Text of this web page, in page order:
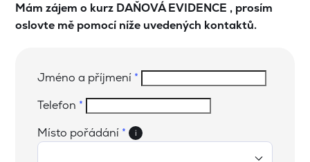
Mám zájem o kurz DAŇOVÁ EVIDENCE , prosím
oslovte mě pomocí níže uvedených kontaktů.
Jméno a příjmení *
Telefon *
Místo pořádání * i